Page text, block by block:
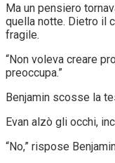
Ma un pensiero
quella notte. Dietro il
fragile.
“Non voleva creare
preoccupa.”
Benjamin scosse la
Evan alzò gli occhi,
“No,” rispose